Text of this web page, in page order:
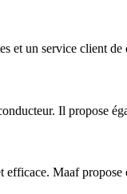
et un service client
Il propose
Maaf